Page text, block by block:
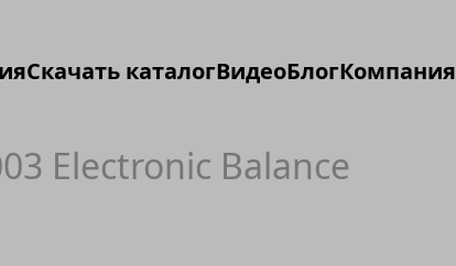
Скачать каталогВидеоБлогКомпания
Electronic Balance